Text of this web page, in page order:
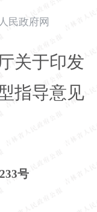
民政府网
关于印发
指导意见
号